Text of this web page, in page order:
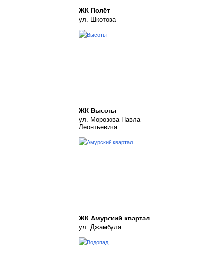
ЖК Полёт
ул. Шкотова
ЖК Высоты
ул. Морозова Павла
Леонтьевича
ЖК Амурский квартал
ул. Джамбула